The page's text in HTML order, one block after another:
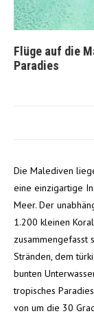
Flüge auf die
Paradies
Die Malediven
eine einzigartige
Meer. Der
1.200 kleinen
zusammengefasst
Stränden, dem
bunten
tropisches
von um die 30